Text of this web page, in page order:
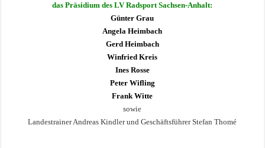
das Präsidium des LV Radsport Sachsen-Anhalt:
Günter Grau
Angela Heimbach
Gerd Heimbach
Winfried Kreis
Ines Rosse
Peter Wifling
Frank Witte
sowie
Landestrainer Andreas Kindler und Geschäftsführer Stefan Thomé